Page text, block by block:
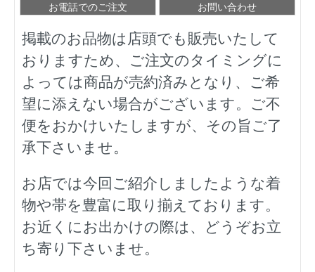
お電話でのご注文
お問い合わせ
掲載のお品物は店頭でも販売いたして
おりますため、ご注文のタイミングに
よっては商品が売約済みとなり、ご希
望に添えない場合がございます。ご不
便をおかけいたしますが、その旨ご了
承下さいませ。
お店では今回ご紹介しましたような着
物や帯を豊富に取り揃えております。
お近くにお出かけの際は、どうぞお立
ち寄り下さいませ。